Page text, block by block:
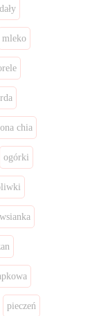
mleko
chia
ogórki
pieczeń